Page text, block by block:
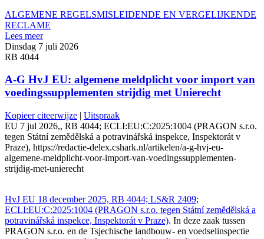
ALGEMENE REGELSMISLEIDENDE EN VERGELIJKENDE
RECLAME
Lees meer
Dinsdag 7 juli 2026
RB 4044
A-G HvJ EU: algemene meldplicht voor import van
voedingssupplementen strijdig met Unierecht
Kopieer citeerwijze | Uitspraak
EU 7 jul 2026,, RB 4044; ECLI:EU:C:2025:1004 (PRAGON s.r.o.
tegen Státní zemědělská a potravinářská inspekce, Inspektorát v
Praze), https://redactie-delex.cshark.nl/artikelen/a-g-hvj-eu-
algemene-meldplicht-voor-import-van-voedingssupplementen-
strijdig-met-unierecht
HvJ EU 18 december 2025, RB 4044; LS&R 2409;
ECLI:EU:C:2025:1004 (PRAGON s.r.o. tegen Státní zemědělská a
potravinářská inspekce, Inspektorát v Praze). In deze zaak tussen
PRAGON s.r.o. en de Tsjechische landbouw- en voedselinspectie